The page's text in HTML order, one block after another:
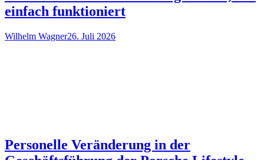
einfach funktioniert
Wilhelm Wagner26. Juli 2026
Personelle Veränderung in der